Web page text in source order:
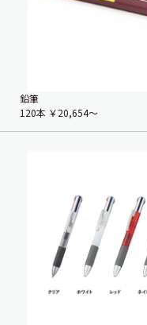
鉛筆
120本 ￥20,654〜